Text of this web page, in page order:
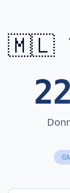
🇲🇱